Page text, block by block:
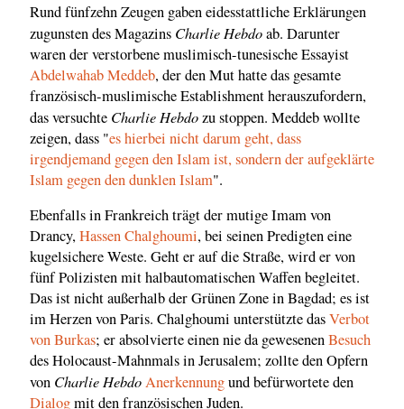
Rund fünfzehn Zeugen gaben eidesstattliche Erklärungen
zugunsten des Magazins Charlie Hebdoab. Darunter
waren der verstorbene muslimisch-tunesische Essayist
Abdelwahab Meddeb, der den Mut hatte das gesamte
französisch-muslimische Establishment herauszufordern,
das versuchte Charlie Hebdozu stoppen. Meddeb wollte
zeigen, dass "es hierbei nicht darum geht, dass
irgendjemand gegen den Islam ist, sondern der aufgeklärte
Islam gegen den dunklen Islam".
Ebenfalls in Frankreich trägt der mutige Imam von
Drancy,Hassen Chalghoumi, bei seinen Predigten eine
kugelsichere Weste. Geht er auf die Straße, wird er von
fünf Polizisten mit halbautomatischen Waffen begleitet.
Das ist nicht außerhalb der Grünen Zone in Bagdad; es ist
im Herzen von Paris. Chalghoumi unterstützte dasVerbot
von Burkas; er absolvierte einen nie da gewesenenBesuch
des Holocaust-Mahnmals in Jerusalem; zollte den Opfern
von Charlie HebdoAnerkennungund befürwortete den
Dialogmit den französischen Juden.